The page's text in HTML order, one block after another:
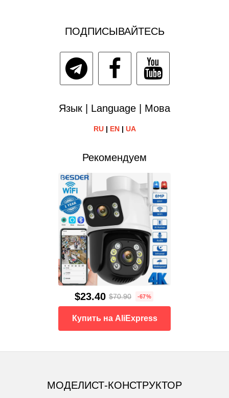
ПОДПИСЫВАЙТЕСЬ
Язык | Language | Мова
RU| EN| UA
Рекомендуем
$23.40 $70.90 -67%
Купить на AliExpress
МОДЕЛИСТ-КОНСТРУКТОР